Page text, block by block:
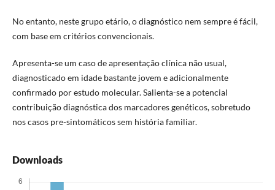
No entanto, neste grupo etário, o diagnóstico nem sempre é fácil,
com base em critérios convencionais.
Apresenta-se um caso de apresentação clínica não usual,
diagnosticado em idade bastante jovem e adicionalmente
confirmado por estudo molecular. Salienta-se a potencial
contribuição diagnóstica dos marcadores genéticos, sobretudo
nos casos pre-sintomáticos sem história familiar.
Downloads